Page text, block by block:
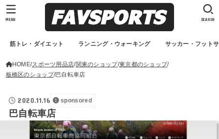
筋トレ・ダイエット ランニング・ウォーキング サッカー・フット
SEARCH
MENU
HOME スポーツ用品店 関東のショップ 東京都のショップ
板橋区のショップ 巴自転車店
2020.11.16 sponsored
巴自転車店